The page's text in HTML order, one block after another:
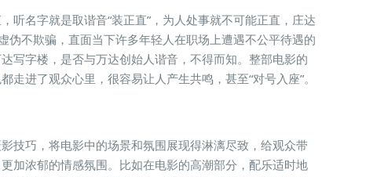
听名字就是取谐音“装正直”，为人处事就不可能正直，庄达
伪不欺骗，直面当下许多年轻人在职场上遭遇不公平待遇的
写字楼，是否与万达创始人谐音，不得而知。整部电影的
进了观众心里，很容易让人产生共鸣，甚至“对号入座”。
技巧，将电影中的场景和氛围展现得淋漓尽致，给观众带
加浓郁的情感氛围。比如在电影的高潮部分，配乐适时地